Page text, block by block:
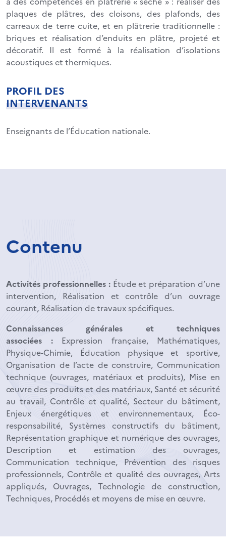
plaques de plâtres, des cloisons, des plafonds, des
carreaux de terre cuite, et en plâtrerie traditionnelle :
briques et réalisation d’enduits en plâtre, projeté et
décoratif. Il est formé à la réalisation d’isolations
acoustiques et thermiques.
PROFIL DES
INTERVENANTS
Enseignants de l’Éducation nationale.
Contenu
Activités professionnelles : Étude et préparation d’une
intervention, Réalisation et contrôle d’un ouvrage
courant, Réalisation de travaux spécifiques.
Connaissances générales et techniques
associées : Expression française, Mathématiques,
Physique-Chimie, Éducation physique et sportive,
Organisation de l’acte de construire, Communication
technique (ouvrages, matériaux et produits), Mise en
œuvre des produits et des matériaux, Santé et sécurité
au travail, Contrôle et qualité, Secteur du bâtiment,
Enjeux énergétiques et environnementaux, Éco-
responsabilité, Systèmes constructifs du bâtiment,
Représentation graphique et numérique des ouvrages,
Description et estimation des ouvrages,
Communication technique, Prévention des risques
professionnels, Contrôle et qualité des ouvrages, Arts
appliqués, Ouvrages, Technologie de construction,
Techniques, Procédés et moyens de mise en œuvre.